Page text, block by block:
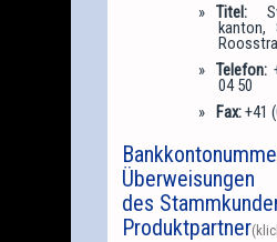
Titel:
kanton,
Telefon:
04 50
Fax:+41
Überweisungen
des
Produktpartner